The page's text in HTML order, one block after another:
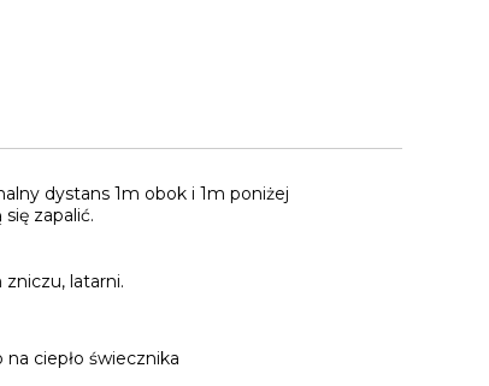
dystans 1m obok i 1m poniżej
zapalić.
latarni.
ciepło świecznika